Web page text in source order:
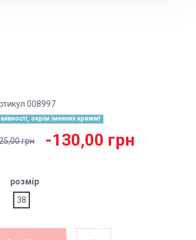
008997
окрім іменних крижм!
грн -130,00 грн
розмір
38